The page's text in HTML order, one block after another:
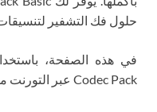
حلول فك التشفير
Codec Pack عبر التورنت مجانًا.